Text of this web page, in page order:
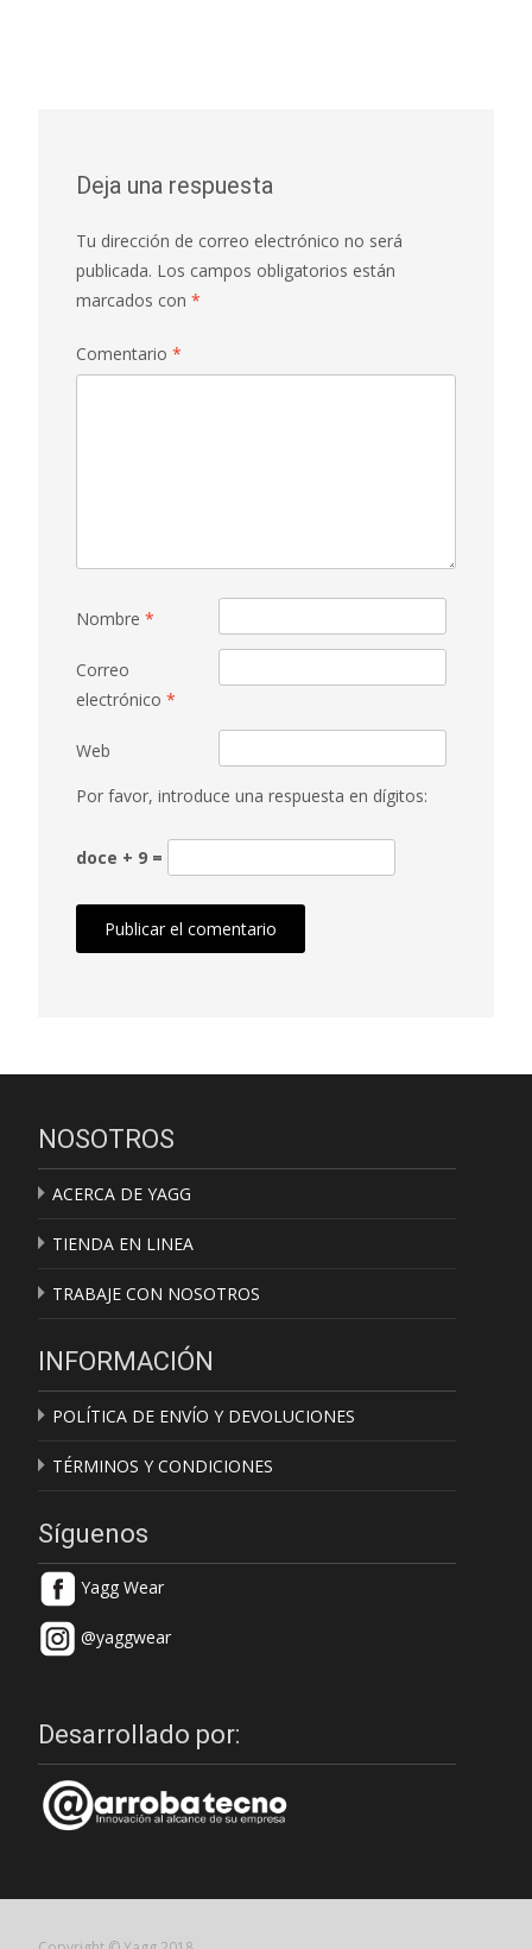
Deja una respuesta
Tu dirección de correo electrónico no será
publicada. Los campos obligatorios están
marcados con *
Comentario *
Nombre *
Correo
electrónico *
Web
Por favor, introduce una respuesta en dígitos:
doce + 9 =
NOSOTROS
ACERCA DE YAGG
TIENDA EN LINEA
TRABAJE CON NOSOTROS
INFORMACIÓN
POLÍTICA DE ENVÍO Y DEVOLUCIONES
TÉRMINOS Y CONDICIONES
Síguenos
Yagg Wear
@yaggwear
Desarrollado por: